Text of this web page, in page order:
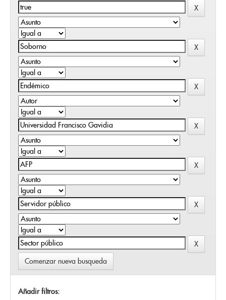
Comenzar nueva busqueda
Añadir filtros: